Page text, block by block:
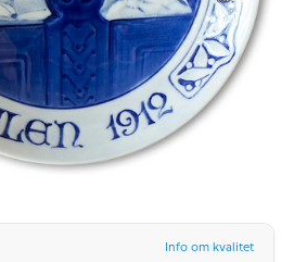
Info om kvalitet